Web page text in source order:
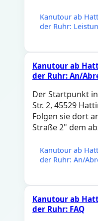
Kanutour ab
der Ruhr:
Kanutour ab
der Ruhr: An/
Der Startpunkt
Str. 2, 45529
Folgen sie dort
Straße 2" dem
Kanutour ab
der Ruhr: An/
Kanutour ab
der Ruhr: FAQ